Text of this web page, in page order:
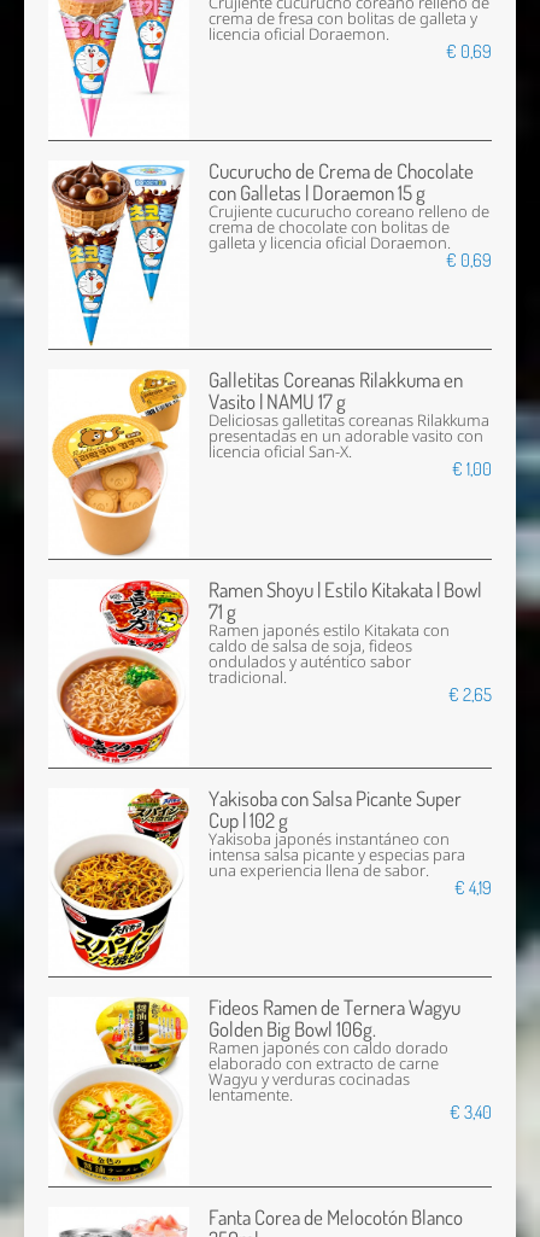
crema de fresa con bolitas de galleta y
licencia oficial Doraemon.
€ 0,69
Cucurucho de Crema de Chocolate
con Galletas | Doraemon 15 g
Crujiente cucurucho coreano relleno de
crema de chocolate con bolitas de
galleta y licencia oficial Doraemon.
€ 0,69
Galletitas Coreanas Rilakkuma en
Vasito | NAMU 17 g
Deliciosas galletitas coreanas Rilakkuma
presentadas en un adorable vasito con
licencia oficial San-X.
€ 1,00
Ramen Shoyu | Estilo Kitakata | Bowl
71 g
Ramen japonés estilo Kitakata con
caldo de salsa de soja, fideos
ondulados y auténtico sabor
tradicional.
€ 2,65
Yakisoba con Salsa Picante Super
Cup | 102 g
Yakisoba japonés instantáneo con
intensa salsa picante y especias para
una experiencia llena de sabor.
€ 4,19
Fideos Ramen de Ternera Wagyu
Golden Big Bowl 106g.
Ramen japonés con caldo dorado
elaborado con extracto de carne
Wagyu y verduras cocinadas
lentamente.
€ 3,40
Fanta Corea de Melocotón Blanco